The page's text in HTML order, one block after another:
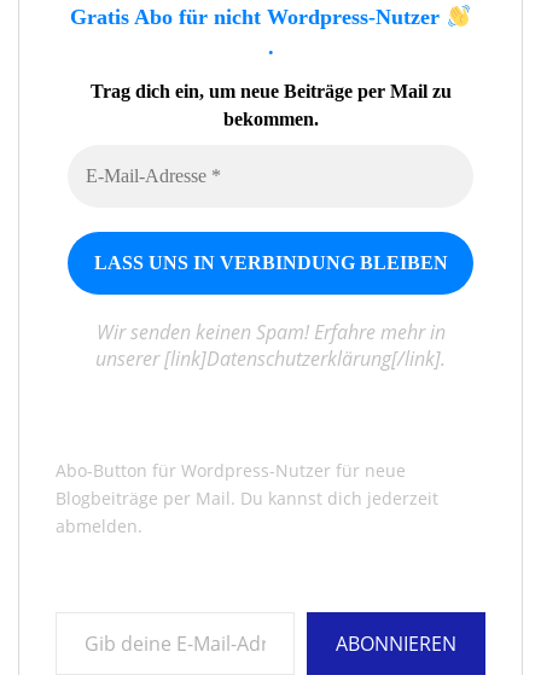
Gratis Abo für nicht Wordpress-Nutzer
.
Trag dich ein, um neue Beiträge per Mail zu
bekommen.
Wir senden keinen Spam! Erfahre mehr in
unserer [link]Datenschutzerklärung[/link].
Abo-Button für Wordpress-Nutzer für neue
Blogbeiträge per Mail. Du kannst dich jederzeit
abmelden.
ABONNIEREN